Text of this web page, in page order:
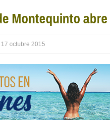
Montequinto
17 octubre 2015